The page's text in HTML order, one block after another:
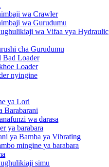
wa Crawler
wa Gurudumu
wa Vifaa vya Hydraulic
cha Gurudumu
Bad Loader
Loader
nyingine
ya Lori
Barabarani
wa darasa
ya barabara
ya Bamba ya Vibrating
mingine ya barabara
simu